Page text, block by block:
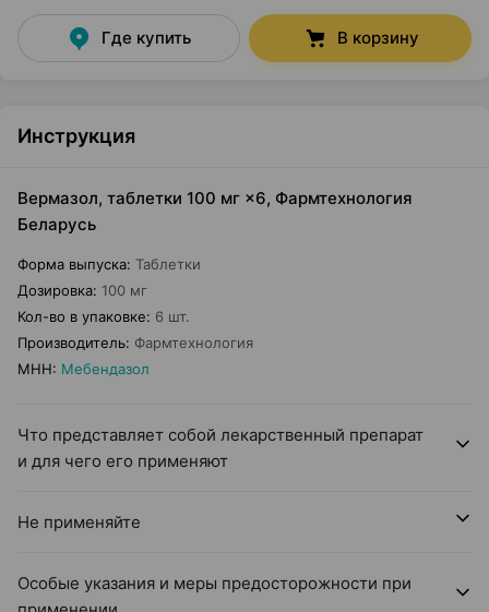
Где купить В корзину
Инструкция
Вермазол, таблетки 100 мг ×6, Фармтехнология
Беларусь
Форма выпуска: Таблетки
Дозировка: 100 мг
Кол-во в упаковке: 6 шт.
Производитель: Фармтехнология
МНН: Мебендазол
Что представляет собой лекарственный препарат
и для чего его применяют
Не применяйте
Особые указания и меры предосторожности при